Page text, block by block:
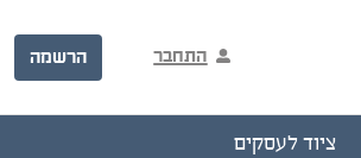
התחבר הרשמה
ציוד לעסקים